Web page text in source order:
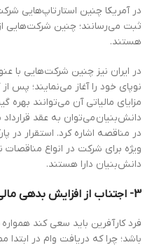
ثبت می‌رسانند؛ چنین شرکت‌هایی
هستند.
در ایران نیز چنین شرکت‌هایی با
نوپای خود را آغاز می‌نمایند؛ پس
مزایای مالیاتی آن می‌توانند بهره
دانش‌بنیان می‌توان به عقد
در مناقصه اشاره کرد. استقرار در
ویژه برای شرکت در انواع
دانش‌بنیان دارا هستند.
3- اجتناب از افزایش بدهی مالی و اعتبار
فرد کارآفرین باید سعی کند
باشد؛ چرا که دریافت وام در